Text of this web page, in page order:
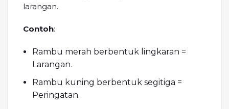
larangan.
Contoh:
Rambu merah berbentuk lingkaran =
Larangan.
Rambu kuning berbentuk segitiga =
Peringatan.